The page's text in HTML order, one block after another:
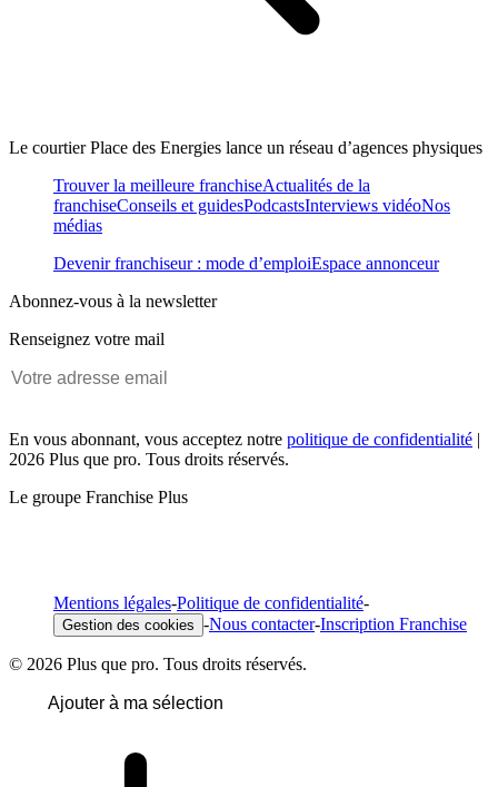
Le courtier Place des Energies lance un réseau d’agences physiques
Trouver la meilleure franchiseActualités de la
franchiseConseils et guidesPodcastsInterviews vidéoNos
médias
Devenir franchiseur : mode d’emploiEspace annonceur
Abonnez-vous à la newsletter
Renseignez votre mail
En vous abonnant, vous acceptez notre politique de confidentialité
2026 Plus que pro. Tous droits réservés.
Le groupe Franchise Plus
Mentions légales-Politique de confidentialité-
Gestion des cookies -Nous contacter-Inscription Franchise
© 2026 Plus que pro. Tous droits réservés.
Ajouter à ma sélection